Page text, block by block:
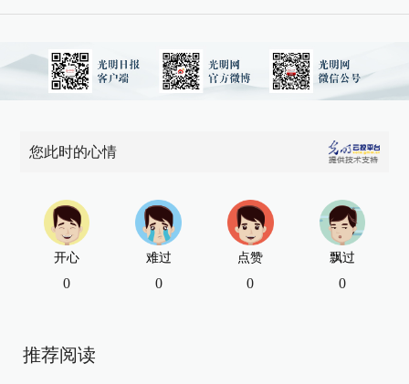
您此时的心情
开心
0
难过
0
点赞
0
飘过
0
推荐阅读